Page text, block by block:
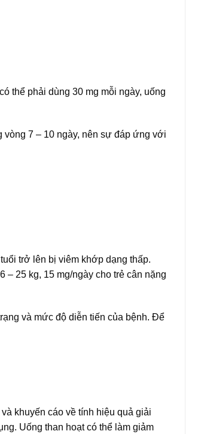
thể phải dùng 30 mg mỗi ngày, uống
7 – 10 ngày, nên sự đáp ứng với
trở lên bị viêm khớp dạng thấp.
– 25 kg, 15 mg/ngày cho trẻ cân nặng
và mức độ diễn tiến của bệnh. Để
khuyến cáo về tính hiệu quả giải
Uống than hoạt có thể làm giảm